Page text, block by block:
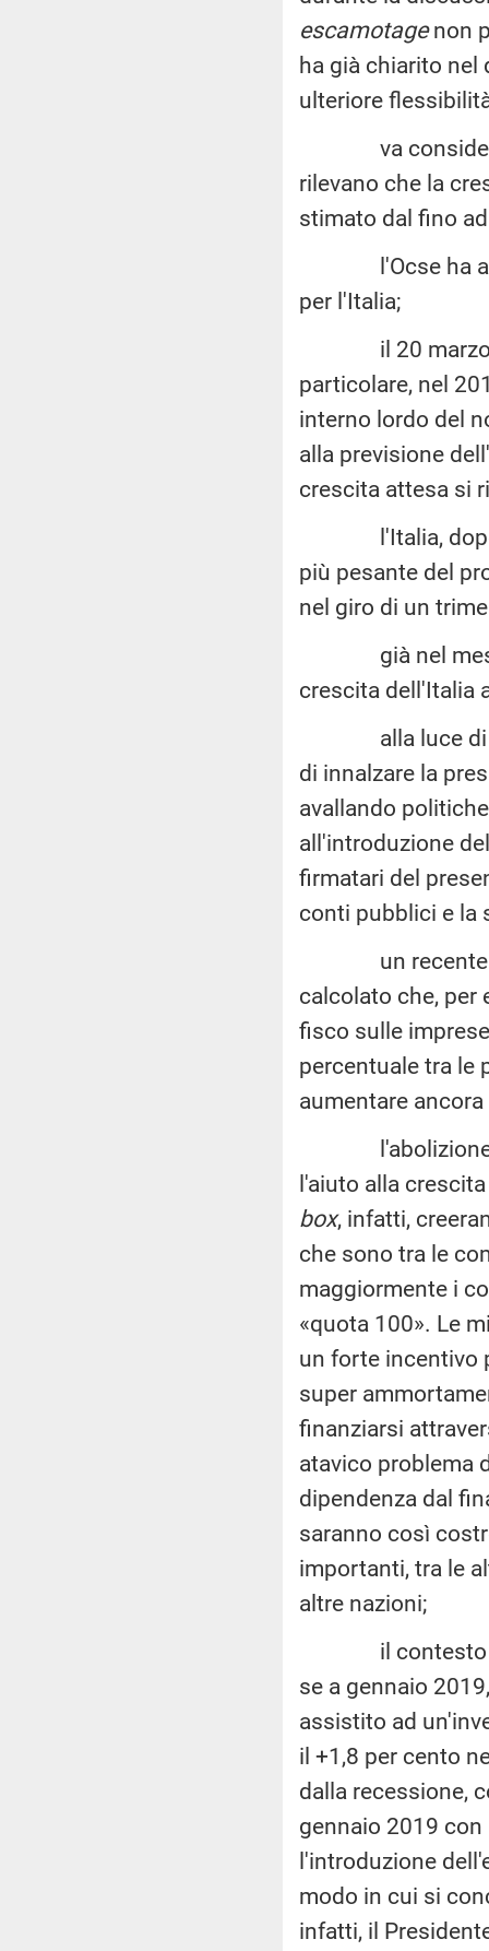
escamotagenon
ha già chiarito nel
ulteriore
va
rilevano che la
stimato dal fino
l'Ocse ha
per l'Italia;
il 20 marzo
particolare, nel
interno lordo del
alla previsione
crescita attesa si
l'Italia, dopo la
più pesante del
nel giro di un
già nel mese
crescita dell'Italia
alla luce di
di innalzare la
avallando
all'introduzione
firmatari del
conti pubblici e la
un recente
calcolato che, per
fisco sulle
percentuale tra le
aumentare
l'abolizione o
l'aiuto alla
box, infatti,
che sono tra le
maggiormente i
«quota 100». Le
un forte incentivo
super
finanziarsi
atavico problema
dipendenza dal
saranno così
importanti, tra le
altre nazioni;
il contesto
se a gennaio
assistito ad
il +1,8 per cento
dalla recessione,
gennaio 2019
l'introduzione
modo in cui si
infatti, il